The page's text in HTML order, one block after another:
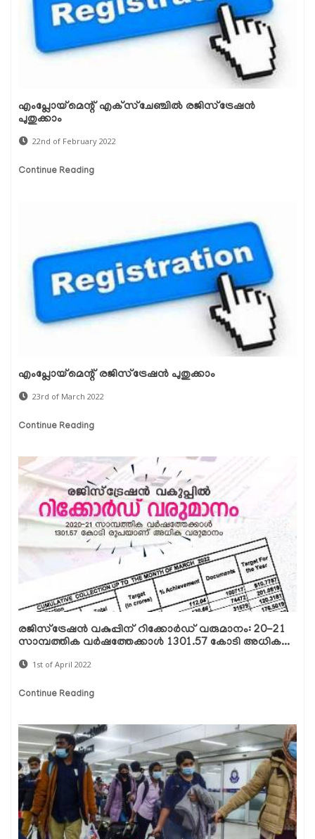
എംപ്ലോയ്‌മെന്റ് എക്‌സ്‌ചേഞ്ചില്‍ രജിസ്‌ട്രേഷന്‍
പുതുക്കാം
22nd of February 2022
Continue Reading
എംപ്ലോയ്‌മെന്റ് രജിസ്‌ട്രേഷൻ പുതുക്കാം
23rd of March 2022
Continue Reading
രജിസ്ട്രേഷൻ വകുപ്പിന് റിക്കോർഡ് വരുമാനം: 20-21
സാമ്പത്തിക വർഷത്തേക്കാൾ 1301.57 കോടി അധിക...
1st of April 2022
Continue Reading